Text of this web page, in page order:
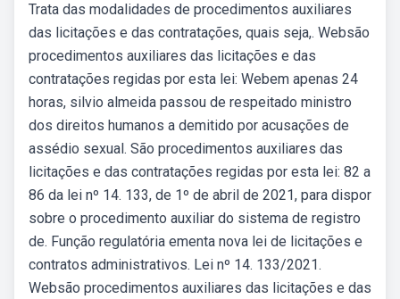
Trata das modalidades de procedimentos auxiliares
das licitações e das contratações, quais seja,. Websão
procedimentos auxiliares das licitações e das
contratações regidas por esta lei: Webem apenas 24
horas, silvio almeida passou de respeitado ministro
dos direitos humanos a demitido por acusações de
assédio sexual. São procedimentos auxiliares das
licitações e das contratações regidas por esta lei: 82 a
86 da lei nº 14. 133, de 1º de abril de 2021, para dispor
sobre o procedimento auxiliar do sistema de registro
de. Função regulatória ementa nova lei de licitações e
contratos administrativos. Lei nº 14. 133/2021.
Websão procedimentos auxiliares das licitações e das